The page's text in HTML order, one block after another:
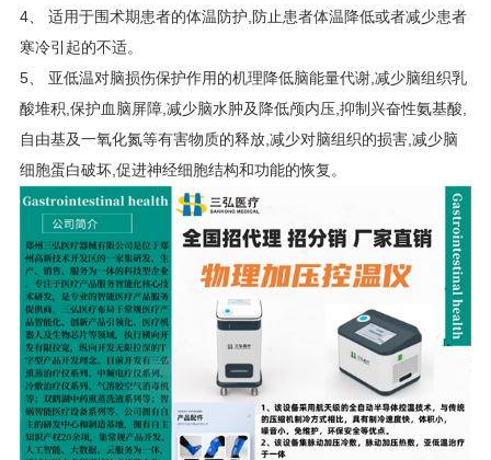
4、 适用于围术期患者的体温防护 ,防止患者体温降低或者减少患者
寒冷引起的不适。
5、 亚低温对脑损伤保护作用的机理降低脑能量代谢,减少脑组织乳
酸堆积,保护血脑屏障,减少脑水肿及降低颅内压,抑制兴奋性氨基酸,
自由基及一氧化氮等有害物质的释放,减少对脑组织的损害,减少脑
细胞蛋白破坏,促进神经细胞结构和功能的恢复。